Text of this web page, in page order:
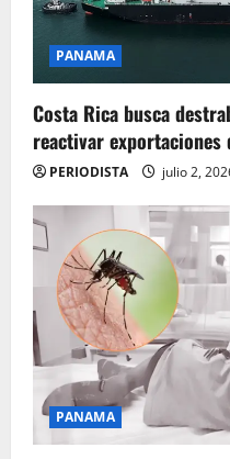
PANAMA
Costa Rica busca
reactivar
PERIODISTA julio 2,
PANAMA